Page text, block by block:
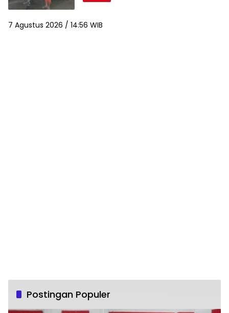
7 Agustus 2026 / 14:56 WIB
Postingan Populer